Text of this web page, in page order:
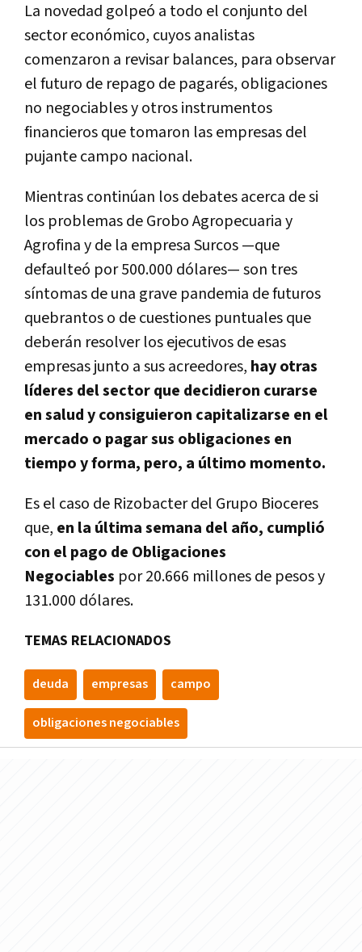
La novedad golpeó a todo el conjunto del
sector económico, cuyos analistas
comenzaron a revisar balances, para observar
el futuro de repago de pagarés, obligaciones
no negociables y otros instrumentos
financieros que tomaron las empresas del
pujante campo nacional.
Mientras continúan los debates acerca de si
los problemas de Grobo Agropecuaria y
Agrofina y de la empresa Surcos —que
defaulteó por 500.000 dólares— son tres
síntomas de una grave pandemia de futuros
quebrantos o de cuestiones puntuales que
deberán resolver los ejecutivos de esas
empresas junto a sus acreedores, hay otras
líderes del sector que decidieron curarse
en salud y consiguieron capitalizarse en el
mercado o pagar sus obligaciones en
tiempo y forma, pero, a último momento.
Es el caso de Rizobacter del Grupo Bioceres
que, en la última semana del año, cumplió
con el pago de Obligaciones
Negociables por 20.666 millones de pesos y
131.000 dólares.
TEMAS RELACIONADOS
deuda empresas campo
obligaciones negociables